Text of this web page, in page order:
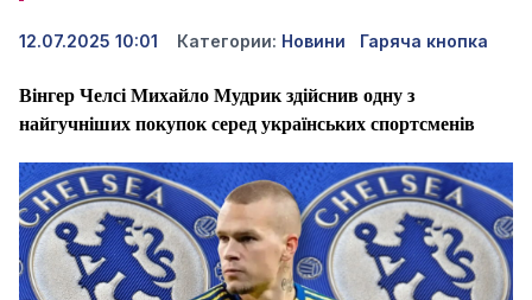
12.07.2025 10:01 Категории: Новини Гаряча кнопка
Вінгер Челсі Михайло Мудрик здійснив одну з
найгучніших покупок серед українських спортсменів